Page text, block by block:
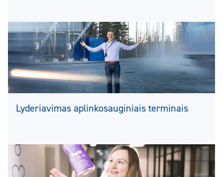
Lyderiavimas aplinkosauginiais terminais